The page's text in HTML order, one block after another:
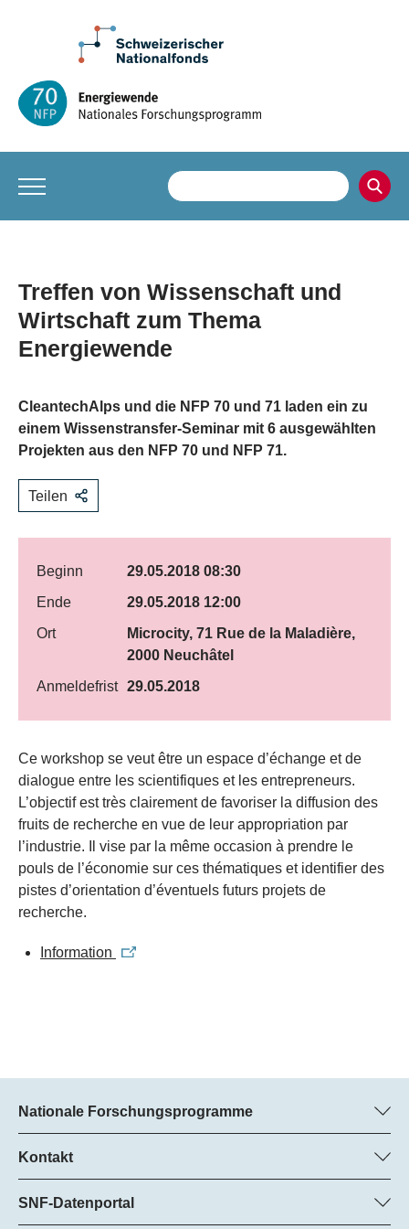
Treffen von Wissenschaft und
Wirtschaft zum Thema
Energiewende
CleantechAlps und die NFP 70 und 71 laden ein zu
einem Wissenstransfer-Seminar mit 6 ausgewählten
Projekten aus den NFP 70 und NFP 71.
Teilen
Beginn
29.05.2018 08:30
Ende
29.05.2018 12:00
Ort
Microcity, 71 Rue de la Maladière,
2000 Neuchâtel
Anmeldefrist 29.05.2018
​Ce workshop se veut être un espace d’échange et de
dialogue entre les scientifiques et les entrepreneurs.
L’objectif est très clairement de favoriser la diffusion des
fruits de recherche en vue de leur appropriation par
l’industrie. Il vise par la même occasion à prendre le
pouls de l’économie sur ces thématiques et identifier des
pistes d’orientation d’éventuels futurs projets de
recherche.
Information
Nationale Forschungsprogramme
Hier finden Sie Informationen zu allen Nationalen
Forschungsprogrammen (NFP):
Alle NFP
Kontakt
Programm-Manager
Dr. Pascal Walther, SNF
Tel.: +
SNF-Datenportal